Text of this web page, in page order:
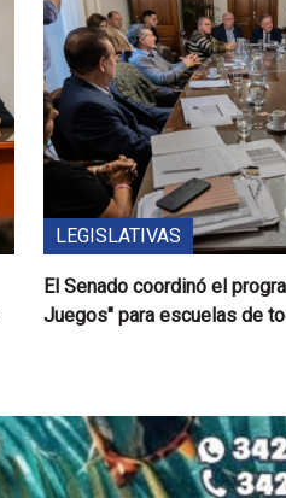
LEGISLATIVAS
El Senado coordinó el
Juegos" para escuelas de